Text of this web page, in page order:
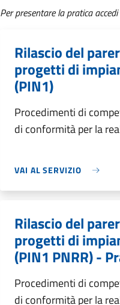
Per presentare la pratica
Rilascio del
progetti di
(PIN1)
Procedimenti di
di conformità per la
VAI AL SERVIZIO
Rilascio del
progetti di
(PIN1 PNRR) -
Procedimenti di
di conformità per la